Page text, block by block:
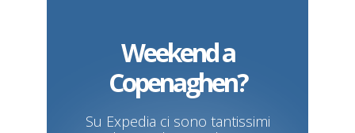
Weekend a
Copenaghen?
Su Expedia ci sono tantissimi